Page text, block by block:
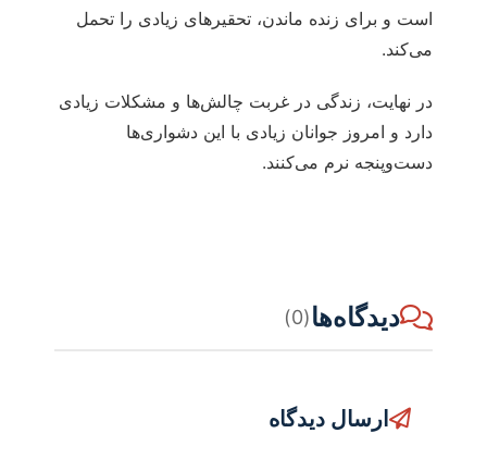
است و برای زنده ماندن، تحقیرهای زیادی را تحمل
می‌کند.
در نهایت، زندگی در غربت چالش‌ها و مشکلات زیادی
دارد و امروز جوانان زیادی با این دشواری‌ها
دست‌وپنجه نرم می‌کنند.
دیدگاه‌ها(0)
ارسال دیدگاه